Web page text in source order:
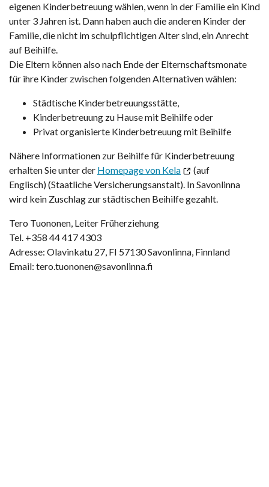
eigenen Kinderbetreuung wählen, wenn in der Familie ein Kind
unter 3 Jahren ist. Dann haben auch die anderen Kinder der
Familie, die nicht im schulpflichtigen Alter sind, ein Anrecht
auf Beihilfe.
Die Eltern können also nach Ende der Elternschaftsmonate
für ihre Kinder zwischen folgenden Alternativen wählen:
Städtische Kinderbetreuungsstätte,
Kinderbetreuung zu Hause mit Beihilfe oder
Privat organisierte Kinderbetreuung mit Beihilfe
Nähere Informationen zur Beihilfe für Kinderbetreuung
erhalten Sie unter der Homepage von Kela
(auf
Englisch) (Staatliche Versicherungsanstalt). In Savonlinna
wird kein Zuschlag zur städtischen Beihilfe gezahlt.
Tero Tuononen, Leiter Früherziehung
Tel. +358 44 417 4303
Adresse: Olavinkatu 27, FI 57130 Savonlinna, Finnland
Email: tero.tuononen@savonlinna.fi